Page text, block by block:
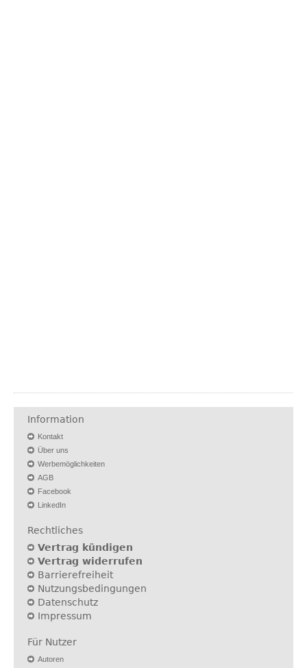
Information
Kontakt
Über uns
Werbemöglichkeiten
AGB
Facebook
LinkedIn
Rechtliches
Vertrag kündigen
Vertrag widerrufen
Barrierefreiheit
Nutzungsbedingungen
Datenschutz
Impressum
Für Nutzer
Autoren